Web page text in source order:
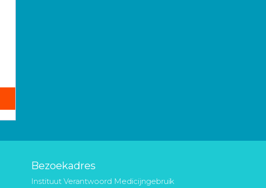
Bezoekadres
Instituut Verantwoord Medicijngebruik